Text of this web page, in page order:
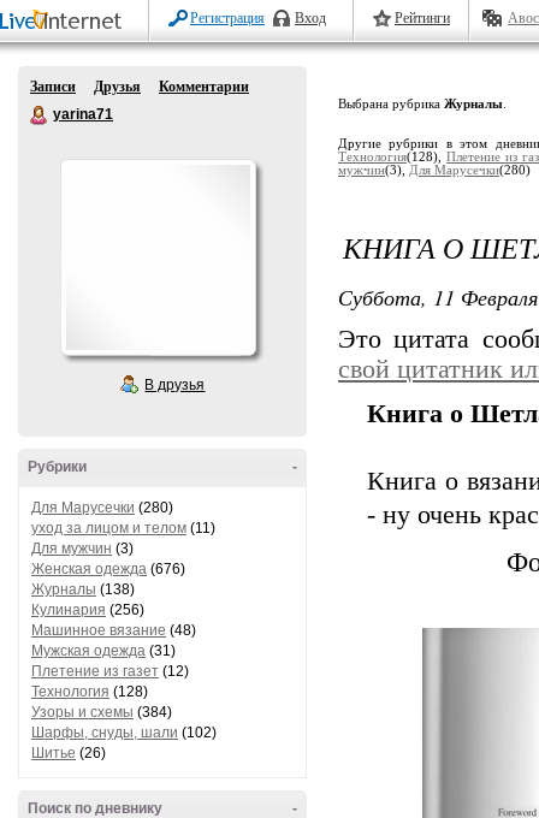
Регистрация Вход Рейтинги
Записи Друзья
Комментарии
yarina71
В друзья
-
Рубрики
Для Марусечки (280)
уход за лицом и телом (11)
Для мужчин (3)
Женская одежда (676)
Журналы (138)
Кулинария (256)
Машинное вязание (48)
Мужская одежда (31)
Плетение из газет (12)
Технология (128)
Узоры и схемы (384)
Шарфы, снуды, шали (102)
Шитье (26)
-
Поиск по дневнику
Выбрана рубрика Журналы
Другие рубрики в этом
Технология(128),Плетение из
мужчин(3), Для Марусечки(280)
КНИГА О
Суббота, 11
Это цитата
свой цитатник
Книга о
Книга о
- ну очень